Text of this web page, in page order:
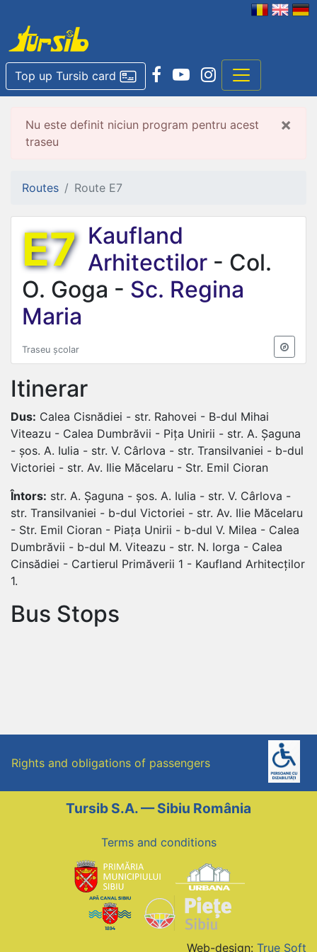
Top up Tursib card
×
Nu este definit niciun program pentru acest
traseu
Routes Route E7
E7 Kaufland
Arhitectilor - Col.
O. Goga - Sc. Regina
Maria
Traseu școlar
Itinerar
Dus: Calea Cisnădiei - str. Rahovei - B-dul Mihai
Viteazu - Calea Dumbrăvii - Pița Unirii - str. A. Șaguna
- șos. A. Iulia - str. V. Cârlova - str. Transilvaniei - b-dul
Victoriei - str. Av. Ilie Măcelaru - Str. Emil Cioran
Întors: str. A. Șaguna - șos. A. Iulia - str. V. Cârlova -
str. Transilvaniei - b-dul Victoriei - str. Av. Ilie Măcelaru
- Str. Emil Cioran - Piața Unirii - b-dul V. Milea - Calea
Dumbrăvii - b-dul M. Viteazu - str. N. Iorga - Calea
Cinsădiei - Cartierul Primăverii 1 - Kaufland Arhitecților
1.
Bus Stops
Rights and obligations of passengers
Tursib S.A. — Sibiu România
Terms and conditions
Web-design: True Soft